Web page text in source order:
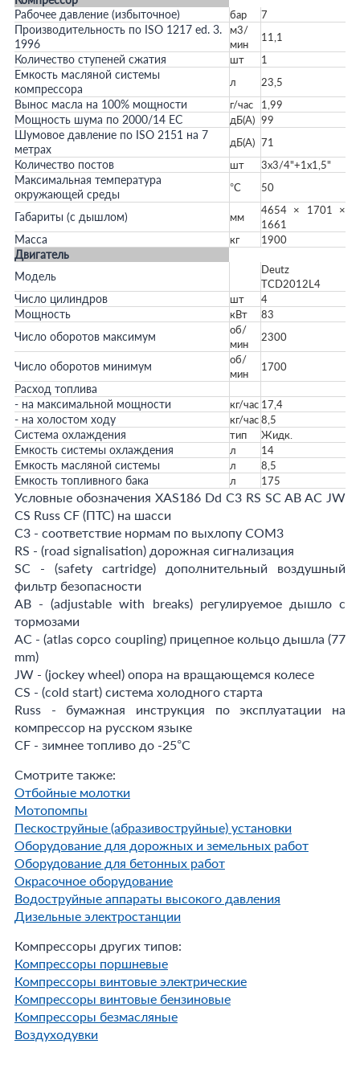
Рабочее давление (избыточное)
бар 7
Производительность по ISO 1217 ed. 3.
1996
м3/
мин
11,1
Количество ступеней сжатия шт 1
Емкость масляной системы
компрессора
л 23,5
Вынос масла на 100% мощности г/час 1,99
Мощность шума по 2000/14 ЕС дБ(А) 99
Шумовое давление по ISO 2151 на 7
метрах
дБ(А) 71
Количество постов шт 3x3/4"+1x1,5"
Максимальная температура
окружающей среды
°С 50
Габариты (с дышлом) мм
4654 × 1701 ×
1661
Масса кг 1900
Двигатель
Модель
Deutz
TCD2012L4
Число цилиндров шт 4
Мощность кВт 83
Число оборотов максимум
об/
мин
2300
Число оборотов минимум
об/
мин
1700
Расход топлива
- на максимальной мощности
кг/час 17,4
- на холостом ходу кг/час8,5
Система охлаждения тип Жидк.
Емкость системы охлаждения л 14
Емкость масляной системы л 8,5
Емкость топливного бака л 175
Условные обозначения XAS186 Dd C3 RS SC AB AC JW
CS Russ CF (ПТС) на шасси
С3 - соответствие нормам по выхлопу COM3
RS - (road signalisation) дорожная сигнализация
SC - (safety cartridge) дополнительный воздушный
фильтр безопасности
AB - (adjustable with breaks) регулируемое дышло с
тормозами
AC - (atlas copco coupling) прицепное кольцо дышла (77
mm)
JW - (jockey wheel) опора на вращающемся колесе
CS - (cold start) система холодного старта
Russ - бумажная инструкция по эксплуатации на
компрессор на русском языке
CF - зимнее топливо до -25°С
Смотрите также:
Отбойные молотки
Мотопомпы
Пескоструйные (абразивоструйные) установки
Оборудование для дорожных и земельных работ
Оборудование для бетонных работ
Окрасочное оборудование
Водоструйные аппараты высокого давления
Дизельные электростанции
Компрессоры других типов:
Компрессоры поршневые
Компрессоры винтовые электрические
Компрессоры винтовые бензиновые
Компрессоры безмасляные
Воздуходувки